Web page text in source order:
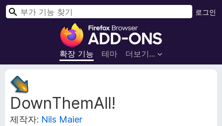
F
r
e
x
브
확장 기능 테마 더보기…
로그인
검
DownThemAll!
제작자: Nils Maier
확
장
메
타
데